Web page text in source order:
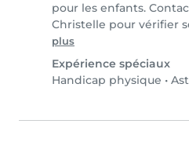
pour les enfants.
Christelle pour vérifier
plus
Expérience spéciaux
Handicap physique •